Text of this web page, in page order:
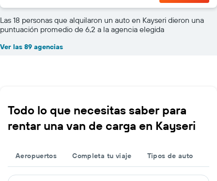
Las 18 personas que alquilaron un auto en Kayseri dieron una
puntuación promedio de 6,2 a la agencia elegida
Ver las 89 agencias
Todo lo que necesitas saber para
rentar una van de carga en Kayseri
Aeropuertos Completa tu viaje Tipos de auto